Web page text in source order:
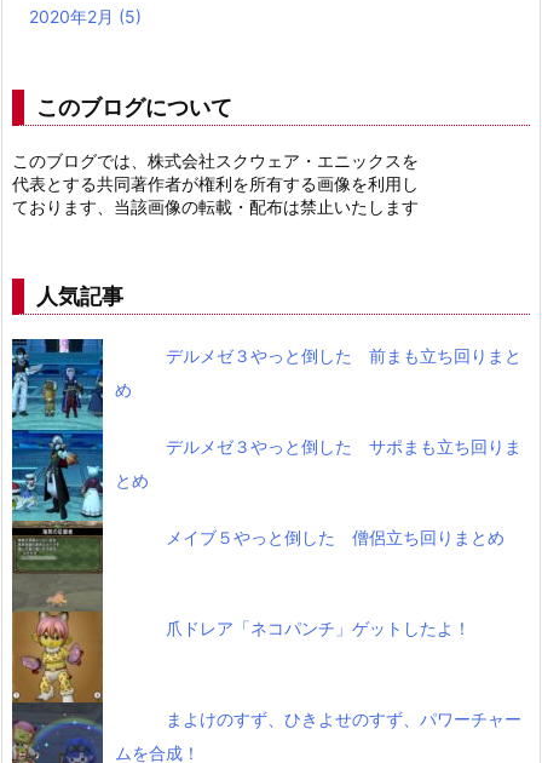
2020年2月 (5)
このブログについて
このブログでは、株式会社スクウェア・エニックスを
代表とする共同著作者が権利を所有する画像を利用し
ております、当該画像の転載・配布は禁止いたします
人気記事
デルメゼ３やっと倒した 前まも立ち回りまと
め
デルメゼ３やっと倒した サポまも立ち回りま
とめ
メイブ５やっと倒した 僧侶立ち回りまとめ
爪ドレア「ネコパンチ」ゲットしたよ！
まよけのすず、ひきよせのすず、パワーチャー
ムを合成！